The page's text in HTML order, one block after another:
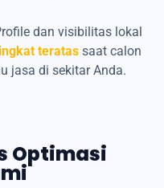
dan visibilitas lokal
teratassaat calon
jasa di sekitar Anda.
Optimasi